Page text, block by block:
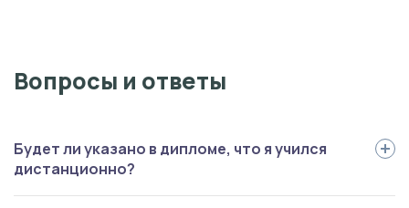
Вопросы и ответы
Будет ли указано в дипломе, что я учился
дистанционно?